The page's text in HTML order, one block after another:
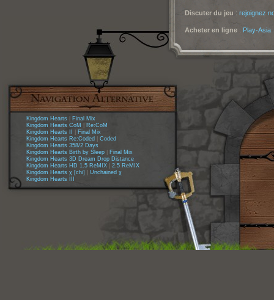
Discuter du jeu :rejoignez
Acheter en ligne : Play-Asia
Kingdom Hearts
Final Mix
Kingdom Hearts CoM
Re:CoM
Kingdom Hearts II
Final Mix
Kingdom Hearts Re:Coded
Coded
Kingdom Hearts 358/2 Days
Kingdom Hearts Birth by Sleep
Final Mix
Kingdom Hearts 3D Dream Drop Distance
Kingdom Hearts HD 1.5 ReMIX
2.5 ReMIX
Kingdom Hearts χ [chi]
Unchained χ
Kingdom Hearts III